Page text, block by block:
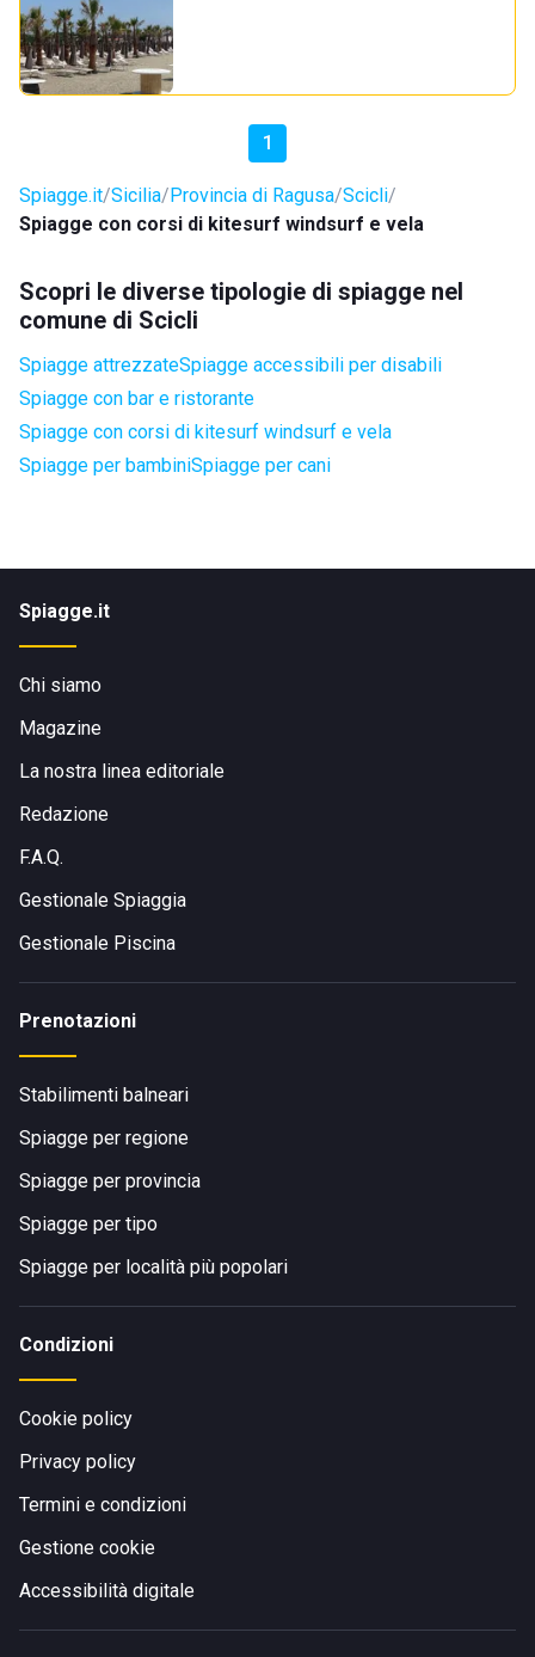
1
Spiagge.it Sicilia Provincia di Ragusa Scicli
Spiagge con corsi di kitesurf windsurf e vela
Scopri le diverse tipologie di spiagge nel
comune di Scicli
Spiagge attrezzateSpiagge accessibili per disabili
Spiagge con bar e ristorante
Spiagge con corsi di kitesurf windsurf e vela
Spiagge per bambiniSpiagge per cani
Spiagge.it
Chi siamo
Magazine
La nostra linea editoriale
Redazione
F.A.Q.
Gestionale Spiaggia
Gestionale Piscina
Prenotazioni
Stabilimenti balneari
Spiagge per regione
Spiagge per provincia
Spiagge per tipo
Spiagge per località più popolari
Condizioni
Cookie policy
Privacy policy
Termini e condizioni
Gestione cookie
Accessibilità digitale